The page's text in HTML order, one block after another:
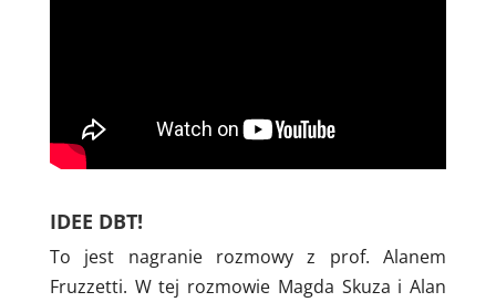
IDEE DBT!
To jest nagranie rozmowy z prof. Alanem
Fruzzetti. W tej rozmowie Magda Skuza i Alan